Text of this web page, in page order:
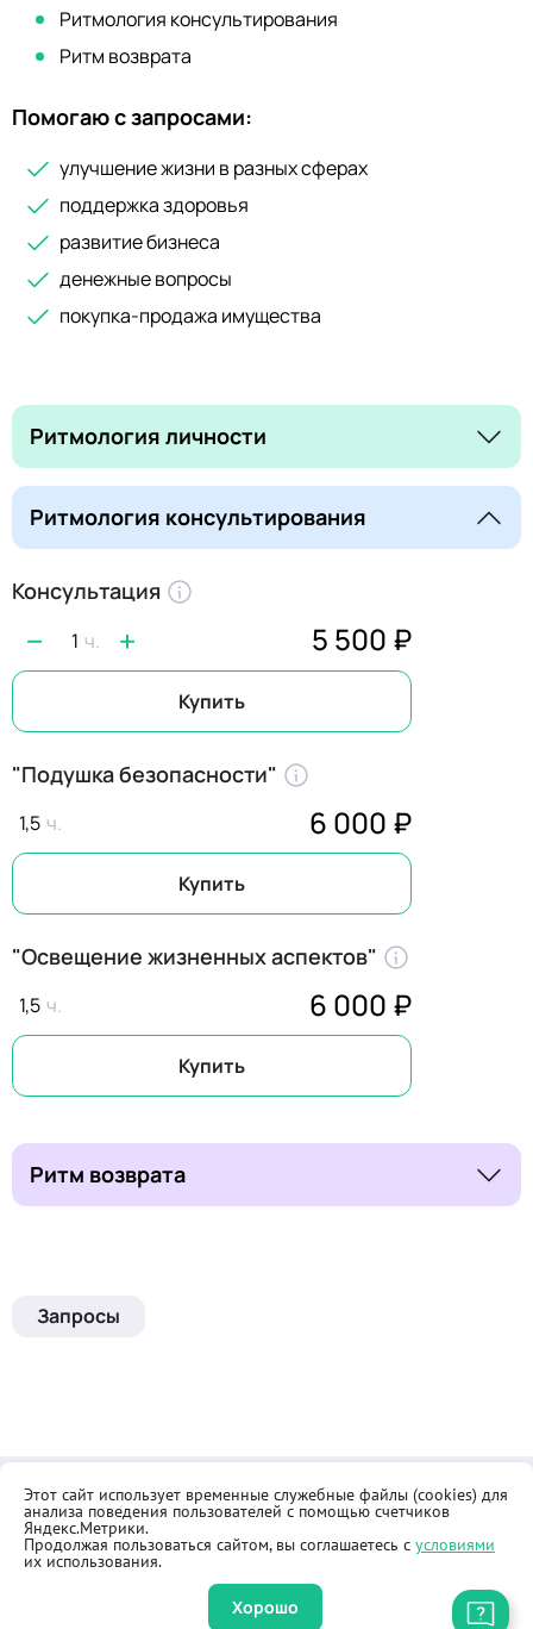
Ритмология консультирования
Ритм возврата
Помогаю с запросами:
улучшение жизни в разных сферах
поддержка здоровья
развитие бизнеса
денежные вопросы
покупка-продажа имущества
Ритмология личности
Ритмология консультирования
Консультация
1 5 500 ₽
Купить
"Подушка безопасности"
1,5 6 000 ₽
Купить
"Освещение жизненных аспектов"
1,5 6 000 ₽
Купить
Ритм возврата
Запросы
Контакты
Как купить
Общественная приёмная
Реквизиты
Оферта
Правила продажи товаров
Этот сайт использует временные служебные файлы (cookies) для
анализа поведения пользователей с помощью счетчиков
Яндекс.Метрики.
Продолжая пользоваться сайтом, вы соглашаетесь с условиями
их использования.
Хорошо